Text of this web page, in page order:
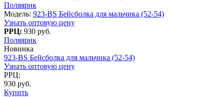
Поляярик
Модель: 923-BS Бейсболка для мальчика (52-54)
Узнать оптовую цену
РРЦ: 930 руб.
Поляярик
Новинка
923-BS Бейсболка для мальчика (52-54)
Узнать оптовую цену
РРЦ:
930 руб.
Купить